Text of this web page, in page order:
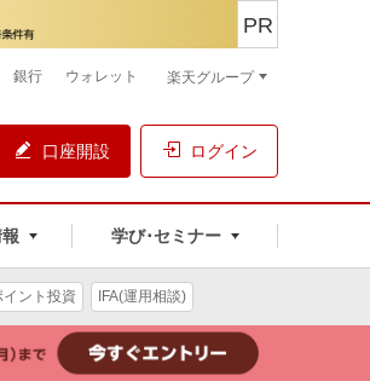
口座開設 ログイン
学び･セミナー
PR
銀行 ウォレット 楽天グループ
イント投資 IFA(運用相談)